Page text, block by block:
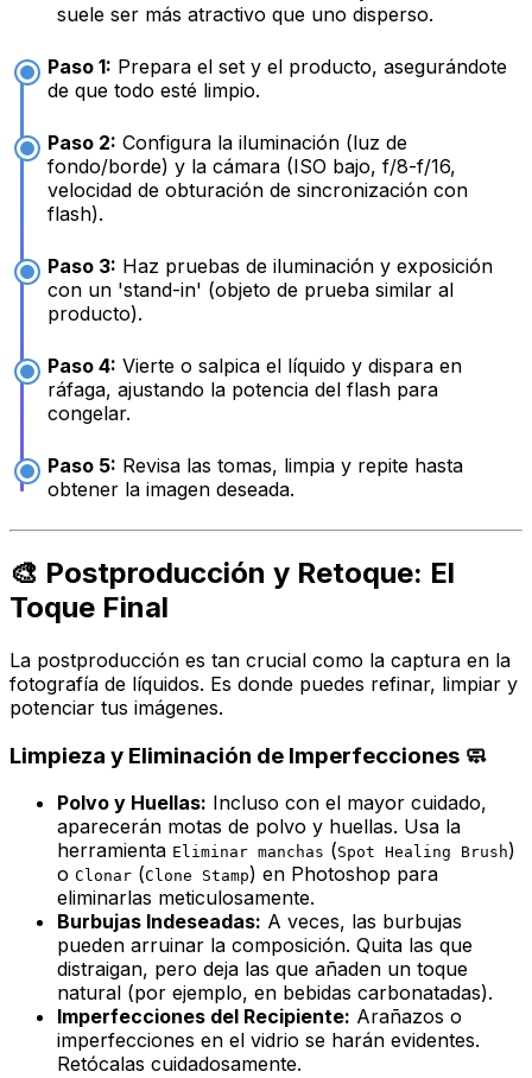
suele ser más atractivo que uno disperso.
Paso 1: Prepara el set y el producto, asegurándote
de que todo esté limpio.
Paso 2: Configura la iluminación (luz de
fondo/borde) y la cámara (ISO bajo, f/8-f/16,
velocidad de obturación de sincronización con
flash).
Paso 3: Haz pruebas de iluminación y exposición
con un 'stand-in' (objeto de prueba similar al
producto).
Paso 4: Vierte o salpica el líquido y dispara en
ráfaga, ajustando la potencia del flash para
congelar.
Paso 5: Revisa las tomas, limpia y repite hasta
obtener la imagen deseada.
🎨 Postproducción y Retoque: El
Toque Final
La postproducción es tan crucial como la captura en la
fotografía de líquidos. Es donde puedes refinar, limpiar y
potenciar tus imágenes.
Limpieza y Eliminación de Imperfecciones 🧼
Polvo y Huellas: Incluso con el mayor cuidado,
aparecerán motas de polvo y huellas. Usa la
herramienta Eliminar manchas (Spot Healing Brush)
o Clonar (Clone Stamp) en Photoshop para
eliminarlas meticulosamente.
Burbujas Indeseadas: A veces, las burbujas
pueden arruinar la composición. Quita las que
distraigan, pero deja las que añaden un toque
natural (por ejemplo, en bebidas carbonatadas).
Imperfecciones del Recipiente: Arañazos o
imperfecciones en el vidrio se harán evidentes.
Retócalas cuidadosamente.